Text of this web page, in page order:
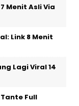
Menit Asli Via
Link 8 Menit
Lagi Viral 14
Full